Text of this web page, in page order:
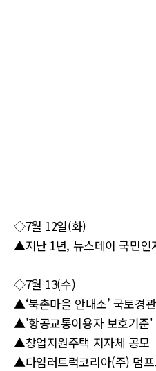
◇7월 12일(화)
▲지난 1년, 뉴스테이 국민인
◇7월 13(수)
▲‘북촌마을 안내소’ 국토경
▲'항공교통이용자 보호기준'
▲창업지원주택 지자체 공모
▲다임러트럭코리아(주) 덤